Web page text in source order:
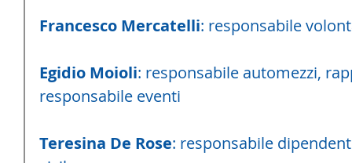
Francesco Mercatelli: responsabile
Egidio Moioli: responsabile automezzi,
responsabile eventi
Teresina De Rose: responsabile